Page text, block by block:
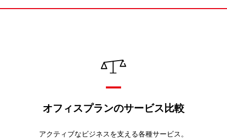
オフィスプランのサービス比較
アクティブなビジネスを支える各種サービス。